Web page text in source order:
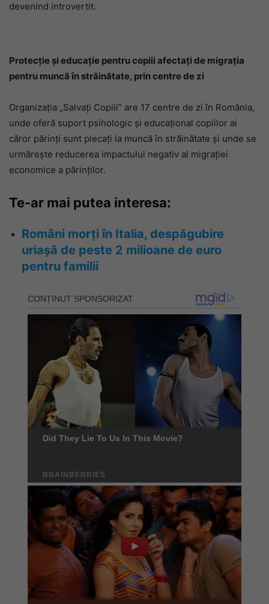
devenind introvertit.
Protecţie şi educaţie pentru copiii afectaţi de migraţia
pentru muncă în străinătate, prin centre de zi
Organizaţia „Salvaţi Copiii” are 17 centre de zi în România,
unde oferă suport psihologic şi educaţional copiilor ai
căror părinţi sunt plecaţi la muncă în străinătate și unde se
urmărește reducerea impactului negativ al migrației
economice a părinților.
Te-ar mai putea interesa:
Români morți în Italia, despăgubire
uriașă de peste 2 milioane de euro
pentru familii